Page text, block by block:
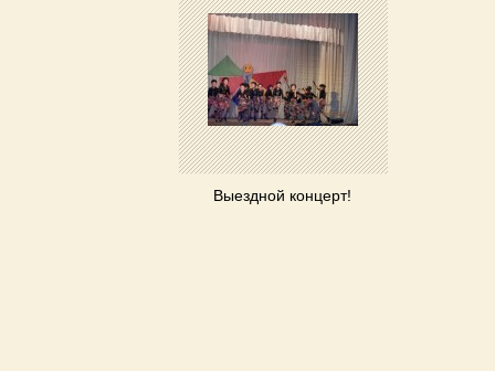
Выездной концерт!